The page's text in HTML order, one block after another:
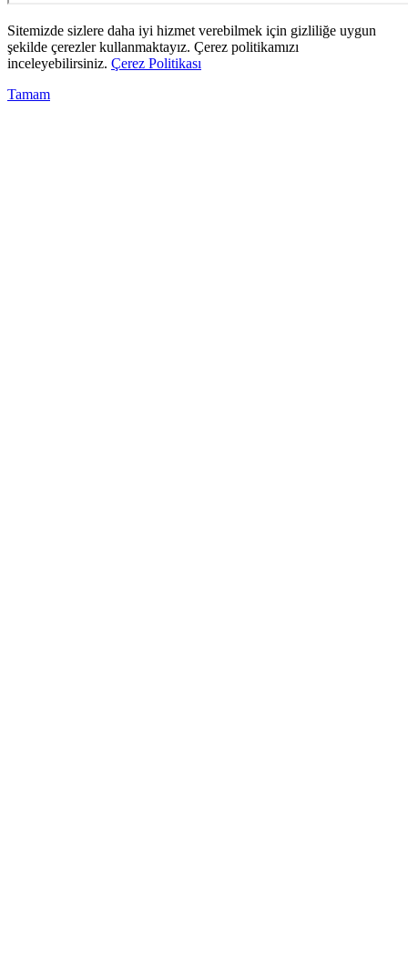
Sitemizde sizlere daha iyi hizmet verebilmek için gizliliğe uygun
şekilde çerezler kullanmaktayız. Çerez politikamızı
inceleyebilirsiniz. Çerez Politikası
Tamam